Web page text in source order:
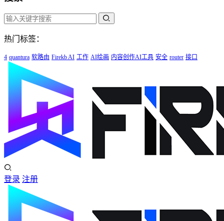
热门标签：
4 quantura 软路由 Firekb AI 工作 AI绘画 内容创作AI工具 安全 router 接口
登录 注册